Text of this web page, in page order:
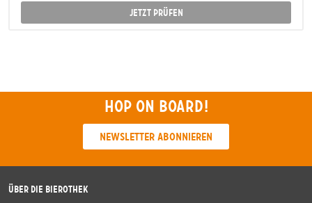
Jetzt prüfen
Hop on board!
Newsletter abonnieren
Über die Bierothek